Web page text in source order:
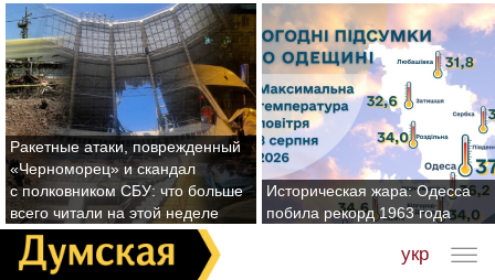
Ракетные атаки, поврежденный
«Черноморец» и скандал
с полковником СБУ: что больше
всего читали на этой неделе
Историческая жара: Одесса
побила рекорд 1963 года
укр